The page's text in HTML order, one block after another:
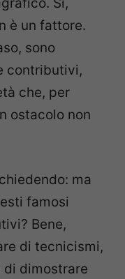
è un fattore.
sono
contributivi,
che, per
ostacolo non
ma
famosi
Bene,
di tecnicismi,
di dimostrare